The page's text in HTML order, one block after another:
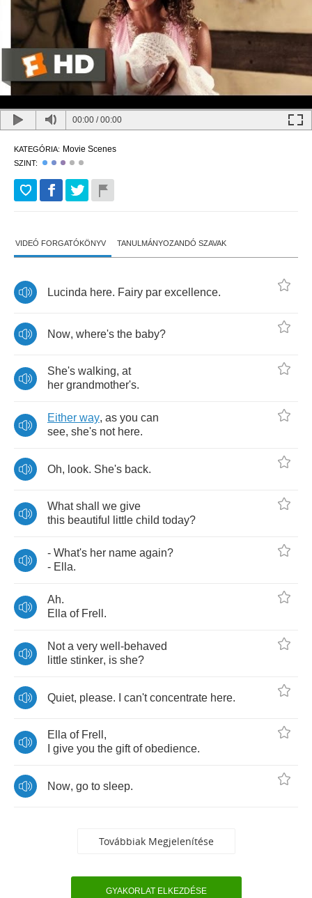
00:00 /00:00
KATEGÓRIA: Movie Scenes
SZINT:
VIDEÓ FORGATÓKÖNYV TANULMÁNYOZANDÓ SZAVAK
Lucinda here. Fairy par excellence.
Now, where's the baby?
She's walking, at
her grandmother's.
Either way, as you can
see, she's not here.
Oh, look. She's back.
What shall we give
this beautiful little child today?
- What's her name again?
- Ella.
Ah.
Ella of Frell .
Not a very well -behaved
little stinker, is she?
Quiet, please. can't concentrate here.
Ella of Frell ,
give you the gift of obedience.
Now, go to sleep.
Továbbiak Megjelenítése
GYAKORLAT ELKEZDÉSE